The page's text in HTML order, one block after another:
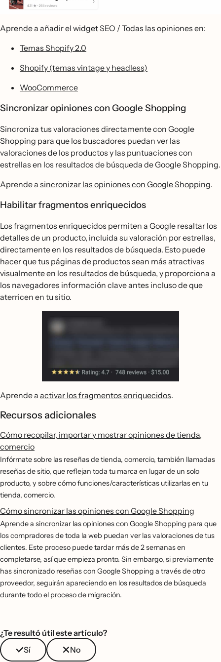
Aprende a añadir el widget SEO / Todas las opiniones en:
Temas Shopify 2.0
Shopify (temas vintage y headless)
WooCommerce
Sincronizar opiniones con Google Shopping
Sincroniza tus valoraciones directamente con Google
Shopping para que los buscadores puedan ver las
valoraciones de los productos y las puntuaciones con
estrellas en los resultados de búsqueda de Google Shopping.
Aprende a sincronizar las opiniones con Google Shopping.
Habilitar fragmentos enriquecidos
Los fragmentos enriquecidos permiten a Google resaltar los
detalles de un producto, incluida su valoración por estrellas,
directamente en los resultados de búsqueda. Esto puede
hacer que tus páginas de productos sean más atractivas
visualmente en los resultados de búsqueda, y proporciona a
los navegadores información clave antes incluso de que
aterricen en tu sitio.
Aprende a activar los fragmentos enriquecidos.
Recursos adicionales
Cómo recopilar, importar y mostrar opiniones de tienda,
comercio
Infórmate sobre las reseñas de tienda, comercio, también llamadas
reseñas de sitio, que reflejan toda tu marca en lugar de un solo
producto, y sobre cómo funciones/características utilizarlas en tu
tienda, comercio.
Cómo sincronizar las opiniones con Google Shopping
Aprende a sincronizar las opiniones con Google Shopping para que
los compradores de toda la web puedan ver las valoraciones de tus
clientes. Este proceso puede tardar más de 2 semanas en
completarse, así que empieza pronto. Sin embargo, si previamente
has sincronizado reseñas con Google Shopping a través de otro
proveedor, seguirán apareciendo en los resultados de búsqueda
durante todo el proceso de migración.
¿Te resultó útil este artículo?
Sí
No